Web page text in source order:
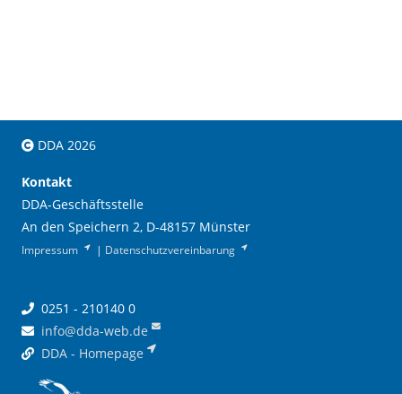
DDA 2026
Kontakt
DDA-Geschäftsstelle
An den Speichern 2, D-48157 Münster
Impressum | Datenschutzvereinbarung
0251 - 210140 0
info@dda-web.de
DDA - Homepage